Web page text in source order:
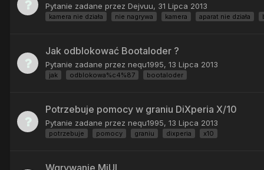
Pytanie zadane przez Dejvuu, 31 Lipca 2013
kamera nie działa nie nagrywa kamera aparat nie działa
Jak odblokować Bootaloder ?
Pytanie zadane przez nequ1995, 13 Lipca 2013
jak odblokowa%c4%87 bootaloder
Potrzebuje pomocy w graniu DiXperia X/10
Pytanie zadane przez nequ1995, 13 Lipca 2013
potrzebuje pomocy graniu dixperia x10
Wgrywanie MiUI